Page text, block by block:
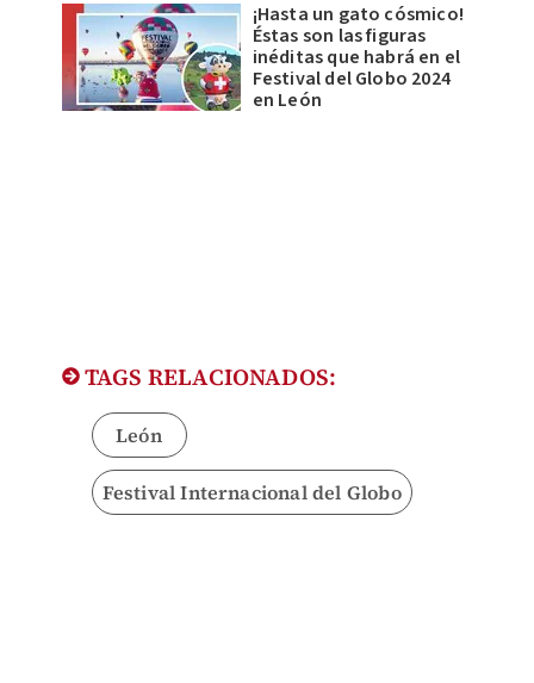
¡Hasta un gato cósmico!
Éstas son las figuras
inéditas que habrá en el
Festival del Globo 2024
en León
TAGS RELACIONADOS:
León
Festival Internacional del Globo